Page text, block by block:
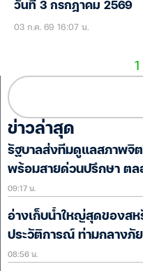
วันที่ 3 กรกฎาคม 2569
03 ก.ค. 69 16:07 น.
1
ข่าวล่าสุด
รัฐบาลส่งทีมดูแลสภาพจิ
พร้อมสายด่วนปรึกษา ตล
09:17 น.
อ่างเก็บน้ำใหญ่สุดของสห
ประวัติการณ์ ท่ามกลางภั
08:56 น.